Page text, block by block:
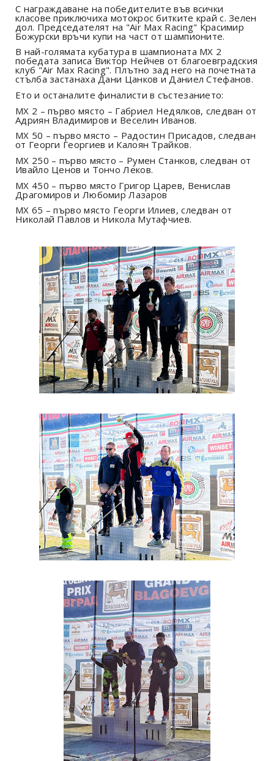
С награждаване на победителите във всички
класове приключиха мотокрос битките край с. Зелен
дол. Председателят на "Air Max Racing" Красимир
Божурски връчи купи на част от шампионите.
В най-голямата кубатура в шампионата MX 2
победата записа Виктор Нейчев от благоевградския
клуб "Air Max Racing". Плътно зад него на почетната
стълба застанаха Дани Цанков и Даниел Стефанов.
Ето и останалите финалисти в състезанието:
MX 2 – първо място – Габриел Недялков, следван от
Адриян Владимиров и Веселин Иванов.
MX 50 – първо място – Радостин Присадов, следван
от Георги Георгиев и Калоян Трайков.
MX 250 – първо място – Румен Станков, следван от
Ивайло Ценов и Тончо Леков.
MX 450 – първо място Григор Царев, Венислав
Драгомиров и Любомир Лазаров
MX 65 – първо място Георги Илиев, следван от
Николай Павлов и Никола Мутафчиев.